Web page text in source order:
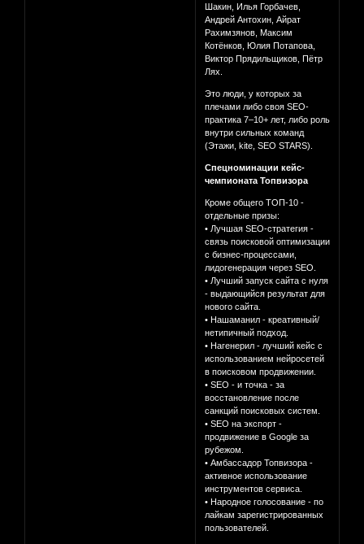
Шакин, Илья Горбачев,
Андрей Антохин, Айрат
Рахимзянов, Максим
Котёнков, Юлия Потапова,
Виктор Прядильщиков, Пётр
Лях.
Это люди, у которых за
плечами либо своя SEO-
практика 7–10+ лет, либо роль
внутри сильных команд
(Этажи, kite, SEO STARS).
Спецноминации кейс-
чемпионата Топвизора
Кроме общего ТОП-10 -
отдельные призы:
• Лучшая SEO-стратегия -
связь поисковой оптимизации
с бизнес-процессами,
лидогенерация через SEO.
• Лучший запуск сайта с нуля
- выдающийся результат для
нового сайта.
• Нашаманил - креативный/
нетипичный подход.
• Нагенерил - лучший кейс с
использованием нейросетей
в поисковом продвижении.
• SEO - и точка - за
восстановление после
санкций поисковых систем.
• SEO на экспорт -
продвижение в Google за
рубежом.
• Амбассадор Топвизора -
активное использование
инструментов сервиса.
• Народное голосование - по
лайкам зарегистрированных
пользователей.